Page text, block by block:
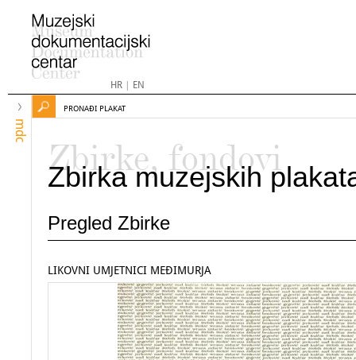
HR| EN
mdc
PRONAĐI PLAKAT
Zbirke, fondovi
Zbirka muzejskih
Pregled Zbirke
LIKOVNI UMJETNICI MEĐIMURJA